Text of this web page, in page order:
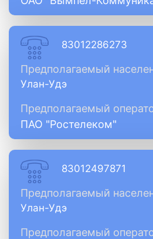
83012286273
Предполагаемый
Улан-Удэ
Предполагаемый
ПАО "Ростелеком"
83012497871
Предполагаемый
Улан-Удэ
Предполагаемый